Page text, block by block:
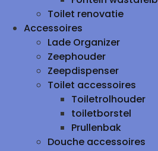
Toilet renovatie
Accessoires
Lade Organizer
Zeephouder
Zeepdispenser
Toilet accessoires
Toiletrolhouder
toiletborstel
Prullenbak
Douche accessoires